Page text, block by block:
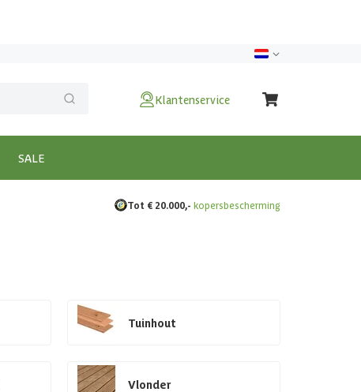
Klantenservice
SALE
Tot € 20.000,- kopersbescherming
Tuinhout
Vlonder